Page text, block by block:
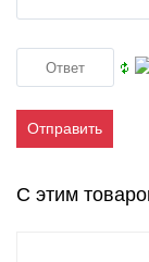
Отправить
С этим